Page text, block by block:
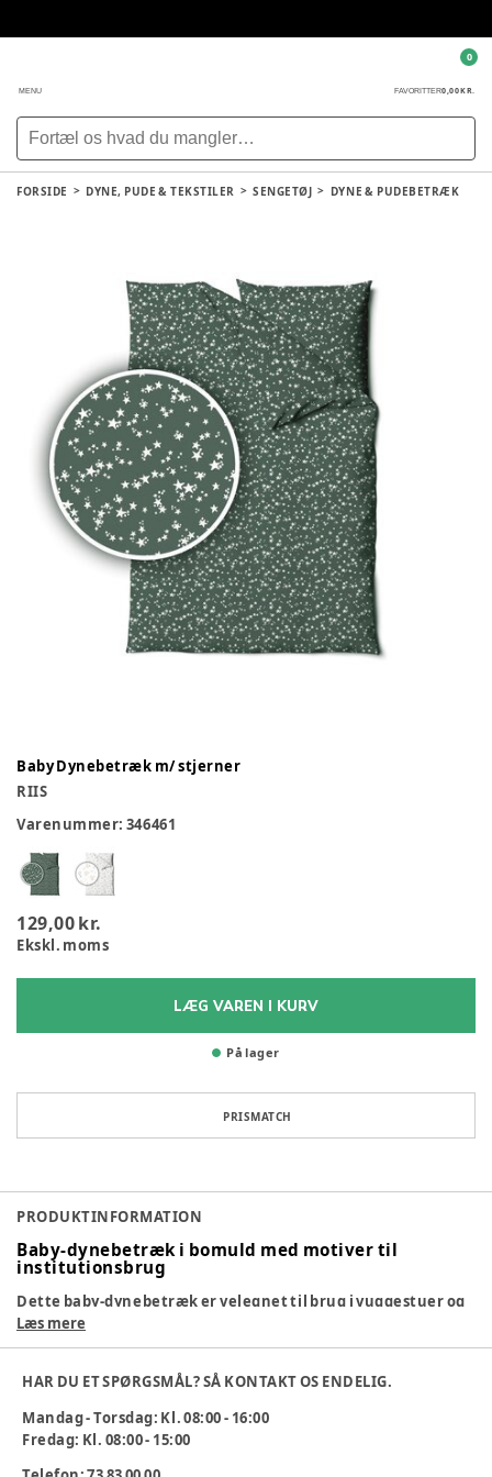
MENU FAVORITTER0,00 KR.
0
FORSIDE DYNE, PUDE & TEKSTILER SENGETØJ DYNE & PUDEBETRÆK
Baby Dynebetræk m/ stjerner
RIIS
Varenummer: 346461
129,00 kr.
Ekskl. moms
LÆG VAREN I KURV
På lager
PRISMATCH
PRODUKTINFORMATION
Baby-dynebetræk i bomuld med motiver til
institutionsbrug
Dette baby-dynebetræk er velegnet til brug i vuggestuer og
dagpleje, hvor der er fokus på både komfort og hygiejne i
barnets sovemiljø. Størrelsen passer til standard babydyner
og søvn.
Læs mere
HAR DU ET SPØRGSMÅL? SÅ KONTAKT OS ENDELIG.
Mandag - Torsdag: Kl. 08:00 - 16:00
Fredag: Kl. 08:00 - 15:00